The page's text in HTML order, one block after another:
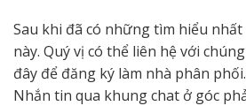
Sau khi đã có những tìm hiểu
này. Quý vị có thể liên hệ với
đây để đăng ký làm nhà phân phối.
Nhắn tin qua khung chat ở góc